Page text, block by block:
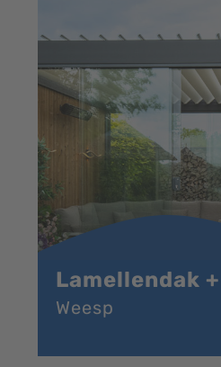
Lamellendak
Weesp